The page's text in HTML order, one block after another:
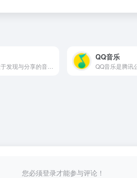
QQ音乐
您必须登录才能参与评论！